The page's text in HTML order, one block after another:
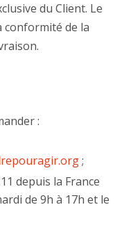
du Client. Le
conformité de la
:
;
depuis la France
de 9h à 17h et le